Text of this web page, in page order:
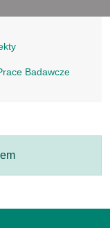
Badawcze